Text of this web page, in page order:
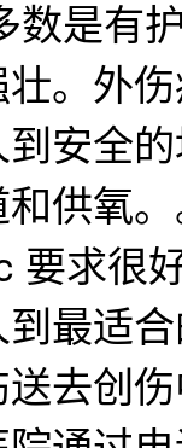
数是有
。外
安全
供氧
要求很
最适
去创